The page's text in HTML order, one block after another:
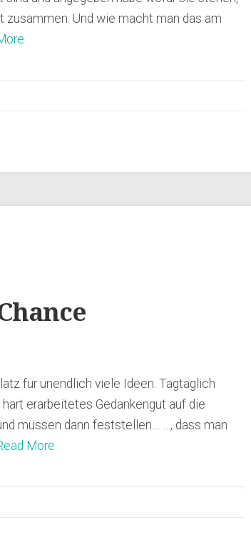
Und wie macht man das am
für unendlich viele Ideen. Tagtäglich
erarbeitetes Gedankengut auf die
müssen dann feststellen… …, dass man
More